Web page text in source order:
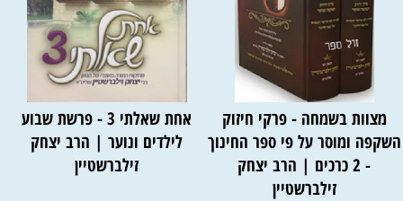
מצוות בשמחה - פרקי חיזוק
ומוסר על פי ספר החינוך
- 2 כרכים | הרב יצחק
זילברשטיין
אחת שאלתי 3 - פרשת שבוע
לילדים ונוער | הרב יצחק
זילברשטיין